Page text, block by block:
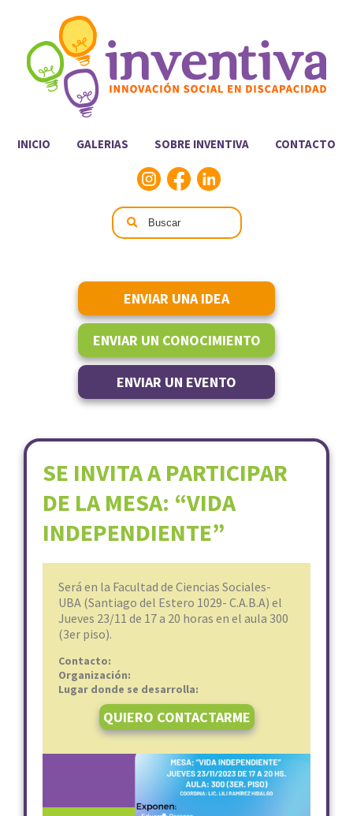
INICIO GALERIAS SOBRE INVENTIVA CONTACTO
ENVIAR UNA IDEA
ENVIAR UN CONOCIMIENTO
ENVIAR UN EVENTO
SE INVITA A PARTICIPAR
DE LA MESA: “VIDA
INDEPENDIENTE”
Será en la Facultad de Ciencias Sociales-
UBA (Santiago del Estero 1029- C.A.B.A) el
Jueves 23/11 de 17 a 20 horas en el aula 300
(3er piso).
Contacto:
Organización:
Lugar donde se desarrolla:
QUIERO CONTACTARME